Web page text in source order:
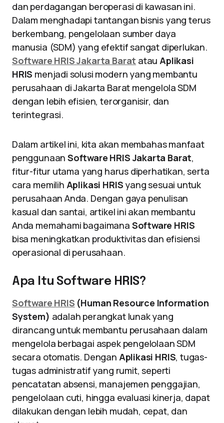
dan perdagangan beroperasi di kawasan ini.
Dalam menghadapi tantangan bisnis yang terus
berkembang, pengelolaan sumber daya
manusia (SDM) yang efektif sangat diperlukan.
Software HRIS Jakarta Barat atauAplikasi
HRIS menjadi solusi modern yang membantu
perusahaan di Jakarta Barat mengelola SDM
dengan lebih efisien, terorganisir, dan
terintegrasi.
Dalam artikel ini, kita akan membahas manfaat
penggunaanSoftware HRIS Jakarta Barat,
fitur-fitur utama yang harus diperhatikan, serta
cara memilih Aplikasi HRIS yang sesuai untuk
perusahaan Anda. Dengan gaya penulisan
kasual dan santai, artikel ini akan membantu
Anda memahami bagaimana Software HRIS
bisa meningkatkan produktivitas dan efisiensi
operasional di perusahaan.
Apa Itu Software HRIS?
Software HRIS (Human Resource Information
System) adalah perangkat lunak yang
dirancang untuk membantu perusahaan dalam
mengelola berbagai aspek pengelolaan SDM
secara otomatis. Dengan Aplikasi HRIS, tugas-
tugas administratif yang rumit, seperti
pencatatan absensi, manajemen penggajian,
pengelolaan cuti, hingga evaluasi kinerja, dapat
dilakukan dengan lebih mudah, cepat, dan